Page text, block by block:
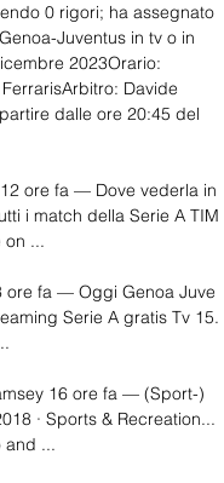
0 rigori; ha assegnato
Juventus in tv o in
2023Orario:
Davide
dalle ore 20:45 del
ore fa — Dove vederla in
i match della Serie A TIM
...
ore fa — Oggi Genoa Juve
Serie A gratis Tv 15.
16 ore fa — (Sport-)
· ‎Sports & Recreation...
...